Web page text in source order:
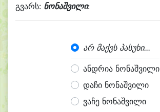
გვარს: ნონაშვილი:
არ მაქვს პასუხი...
ანდრია ნონაშვილი
დაჩი ნონაშვილი
ვაჩე ნონაშვილი